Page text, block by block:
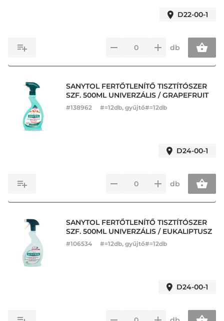
D22-00-1
db
SANYTOL FERTŐTLENÍTŐ TISZTÍTÓSZER
SZF. 500ML UNIVERZÁLIS / GRAPEFRUIT
#138962 #=12db, gyűjtő#=12db
D24-00-1
db
SANYTOL FERTŐTLENÍTŐ TISZTÍTÓSZER
SZF. 500ML UNIVERZÁLIS / EUKALIPTUSZ
#106534 #=12db, gyűjtő#=12db
D24-00-1